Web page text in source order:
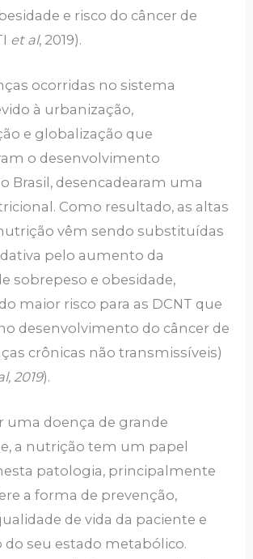
e risco do câncer de
et al, 2019).
ocorridas no sistema
à urbanização,
e globalização que
o desenvolvimento
Brasil, desencadearam uma
Como resultado, as altas
vêm sendo substituídas
pelo aumento da
sobrepeso e obesidade,
maior risco para as DCNT que
desenvolvimento do câncer de
crônicas não transmissíveis)
2019).
uma doença de grande
a nutrição tem um papel
patologia, principalmente
a forma de prevenção,
de vida da paciente e
seu estado metabólico.